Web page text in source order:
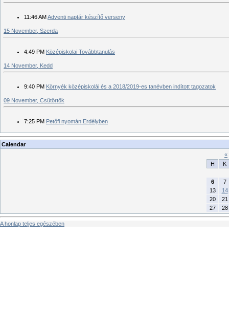
11:46 AMAdventi naptár készítő verseny
15 November, Szerda
4:49 PM Középiskolai Továbbtanulás
14 November, Kedd
9:40 PM Környék középiskolái és a 2018/2019-es tanévben indított tagozatok
09 November, Csütörtök
7:25 PM Petőfi nyomán Erdélyben
Calendar
«
H
K
6
7
13
14
20
21
27
28
A honlap teljes egészében